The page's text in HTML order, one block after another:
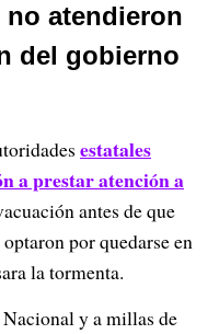
atendieron
del gobierno
estatales
a prestar atención a
antes de que
por quedarse en
la tormenta.
y a millas de